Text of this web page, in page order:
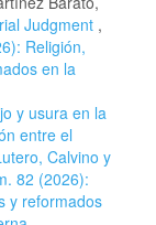
Judgment ,
Religión,
en la
y usura en la
entre el
Calvino y
82 (2026):
y reformados